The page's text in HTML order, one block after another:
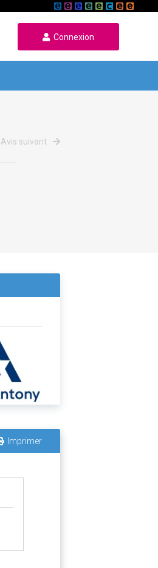
Connexion
Avis suivant
Imprimer